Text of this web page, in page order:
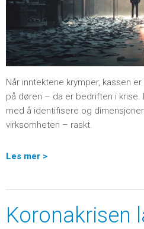
Når inntektene krymper, kassen
på døren – da er bedriften i
med å identifisere og
virksomheten – raskt.
Les mer >
Koronakrisen